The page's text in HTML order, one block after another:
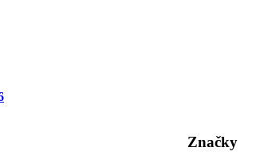
Značky